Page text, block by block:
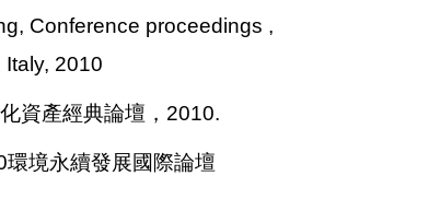
Conference proceedings ,
2010
資產經典論壇，2010.
境永續發展國際論壇